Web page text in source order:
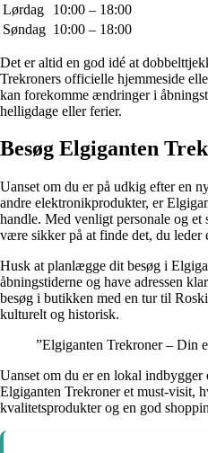
Lørdag
10:00 – 18:00
Søndag 10:00 – 18:00
Det er altid en god idé at
Trekroners officielle hjemmeside
kan forekomme ændringer i
helligdage eller ferier.
Besøg Elgiganten
Uanset om du er på udkig efter en
andre elektronikprodukter, er
handle. Med venligt personale og
være sikker på at finde det, du leder
Husk at planlægge dit besøg i
åbningstiderne og have adressen
besøg i butikken med en tur til
kulturelt og historisk.
”Elgiganten Trekroner – Din
Uanset om du er en lokal indbygger
Elgiganten Trekroner et must-visit,
kvalitetsprodukter og en god